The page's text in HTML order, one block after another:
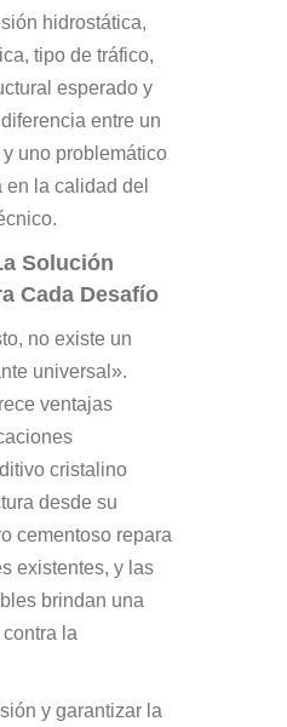
hidrostática,
tipo de tráfico,
esperado y
entre un
uno problemático
la calidad del
Solución
Cada Desafío
no existe un
universal».
ventajas
cristalino
desde su
cementoso repara
existentes, y las
brindan una
la
y garantizar la